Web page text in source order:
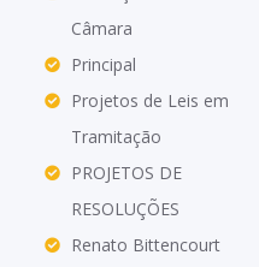
Câmara
Principal
Projetos de Leis em
Tramitação
PROJETOS DE
RESOLUÇÕES
Renato Bittencourt